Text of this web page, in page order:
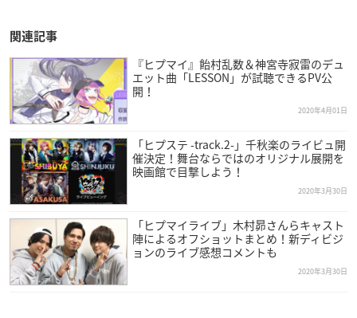
関連記事
『ヒプマイ』飴村乱数＆神宮寺寂雷のデュ
エット曲「LESSON」が試聴できるPV公
開！
2020年4月01日
「ヒプステ -track.2-」千秋楽のライビュ開
催決定！舞台ならではのオリジナル展開を
映画館で目撃しよう！
2020年3月30日
「ヒプマイライブ」木村昴さんらキャスト
陣によるオフショットまとめ！新ディビジ
ョンのライブ感想コメントも
2020年3月30日